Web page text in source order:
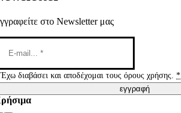
στο Newsletter μας
Έχω διαβάσει και αποδέχομαι τους όρους χρήσης.*
εγγραφή